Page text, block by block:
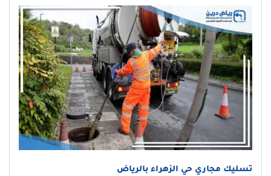
تسليك مجاري حي الزهراء بالرياض